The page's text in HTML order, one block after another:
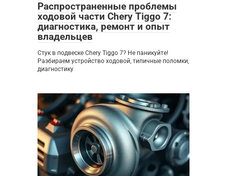
Распространенные проблемы
ходовой части Chery Tiggo 7:
диагностика, ремонт и опыт
владельцев
Стук в подвеске Chery Tiggo 7? Не паникуйте!
Разбираем устройство ходовой, типичные поломки,
диагностику